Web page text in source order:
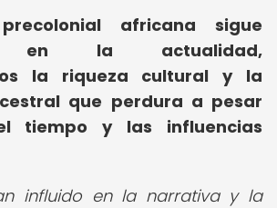
africana sigue
en la actualidad,
la riqueza cultural y la
que perdura a pesar
tiempo y las influencias
influido en la narrativa y la